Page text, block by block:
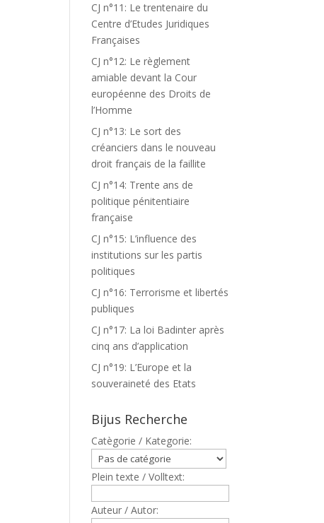
CJ n°11: Le trentenaire du
Centre d’Etudes Juridiques
Françaises
CJ n°12: Le règlement
amiable devant la Cour
européenne des Droits de
l’Homme
CJ n°13: Le sort des
créanciers dans le nouveau
droit français de la faillite
CJ n°14: Trente ans de
politique pénitentiaire
française
CJ n°15: L’influence des
institutions sur les partis
politiques
CJ n°16: Terrorisme et libertés
publiques
CJ n°17: La loi Badinter après
cinq ans d’application
CJ n°19: L’Europe et la
souveraineté des Etats
Bijus Recherche
Catègorie / Kategorie:
Plein texte / Volltext:
Auteur / Autor: